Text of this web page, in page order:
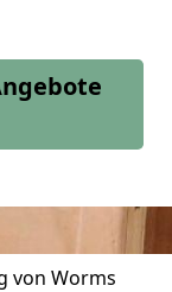
von Worms